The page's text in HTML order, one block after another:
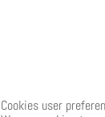
Cookies user